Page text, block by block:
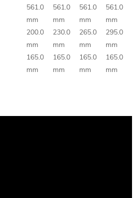
561.0
mm
561.0
mm
561.0
mm
561.0
mm
200.0
mm
230.0
mm
265.0
mm
295.0
mm
165.0
mm
165.0
mm
165.0
mm
165.0
mm